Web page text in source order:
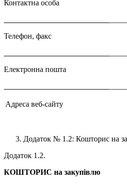
Контактна особа
Телефон, факс
Електронна пошта
Адреса веб-сайту
Додаток № 1.2: Кошторис на
Додаток 1.2.
КОШТОРИС на закупівлю